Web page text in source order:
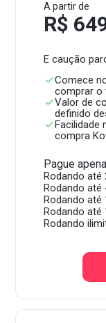
A partir de
R$
E caução
Comece
comprar o
Valor de
definido
Facilidade
compra
Pague
Rodando até
Rodando até
Rodando até
Rodando até
Rodando